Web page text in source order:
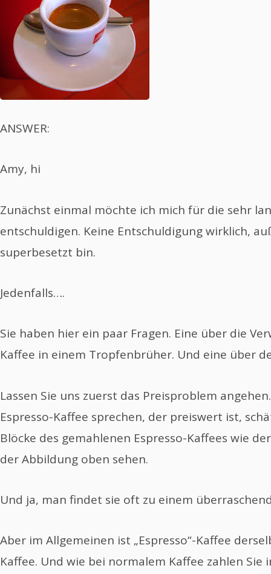
ANSWER:
Amy, hi
Zunächst einmal möchte ich mich für die sehr
entschuldigen. Keine Entschuldigung wirklich,
superbesetzt bin.
Jedenfalls….
Sie haben hier ein paar Fragen. Eine über die
Kaffee in einem Tropfenbrüher. Und eine über
Lassen Sie uns zuerst das Preisproblem
Espresso-Kaffee sprechen, der preiswert ist,
Blöcke des gemahlenen Espresso-Kaffees wie
der Abbildung oben sehen.
Und ja, man findet sie oft zu einem
Aber im Allgemeinen ist „Espresso“-Kaffee
Kaffee. Und wie bei normalem Kaffee zahlen Sie